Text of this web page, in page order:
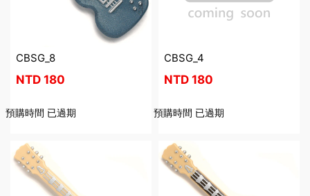
CBSG_8
NTD 180
預購時間 已過期
CBSG_4
NTD 180
預購時間 已過期